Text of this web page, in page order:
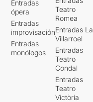
Entradas
ópera
Entradas
improvisación
Entradas
monólogos
Teatro
Romea
Entradas La
Villarroel
Entradas
Teatro
Condal
Entradas
Teatro
Victòria